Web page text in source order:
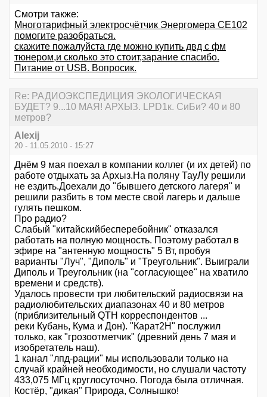
Смотри также:
Многотарифный электросчётчик Энергомера СЕ102
помогите разобраться.
скажите пожалуйста где можно купить двд с фм
тюнером,и сколько это стоит,зарание спасибо.
Питание от USB. Вопросик.
Re: РАДИОЭКСПЕДИЦИЯ ЭКОЛОГИЧЕСКАЯ
БУДЕТ? 9...10 МАЯ! АРХЫЗ. LPD1к. СиБи? 40 и 80
метров?
Alexij
20 - 11.05.2010 - 15:27
Днём 9 мая поехал в компании коллег (и их детей) по
работе отдыхать за Архыз.На поляну ТауЛу решили
не ездить.Доехали до "бывшего детского лагеря" и
решили разбить в том месте свой лагерь и дальше
гулять пешком.
Про радио?
Слабый "китайскийбесперебойник" отказался
работать на полную мощность. Поэтому работал в
эфире на "антенную мощность" 5 Вт, пробуя
варианты "Луч", "Диполь" и "Треугольник". Выиграли
Диполь и Треугольник (на "согласующее" на хватило
времени и средств).
Удалось провести три любительский радиосвязи на
радиолюбительских диапазонах 40 и 80 метров
(приблизительный QTH корреспондентов ...
реки Кубань, Кума и Дон). "Карат2Н" послужил
только, как "грозоотметчик" (древний день 7 мая и
изобретатель наш).
1 канал "лпд-рации" мы использовали только на
случай крайней необходимости, но слушали частоту
433,075 МГц круглосуточно. Погода была отличная.
Костёр, "дикая" Природа, Солнышко!